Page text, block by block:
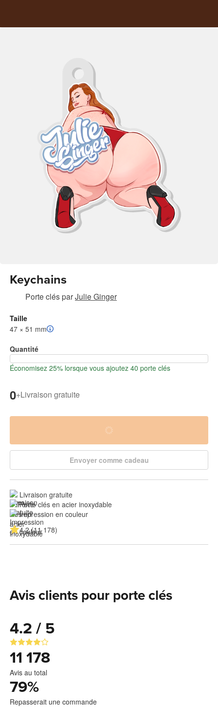
Keychains
Porte clésparJulie Ginger
Taille
47 × 51 mm
Quantité
Économisez 25% lorsque vous ajoutez 40 porte clés
0+Livraison gratuite
Envoyer comme cadeau
Livraison gratuite
Porte clés en acier inoxydable
Impression en couleur
4.2 (11 178)
Avis clients pour porte clés
4.2 / 5
11 178
Avis au total
79%
Repasserait une commande